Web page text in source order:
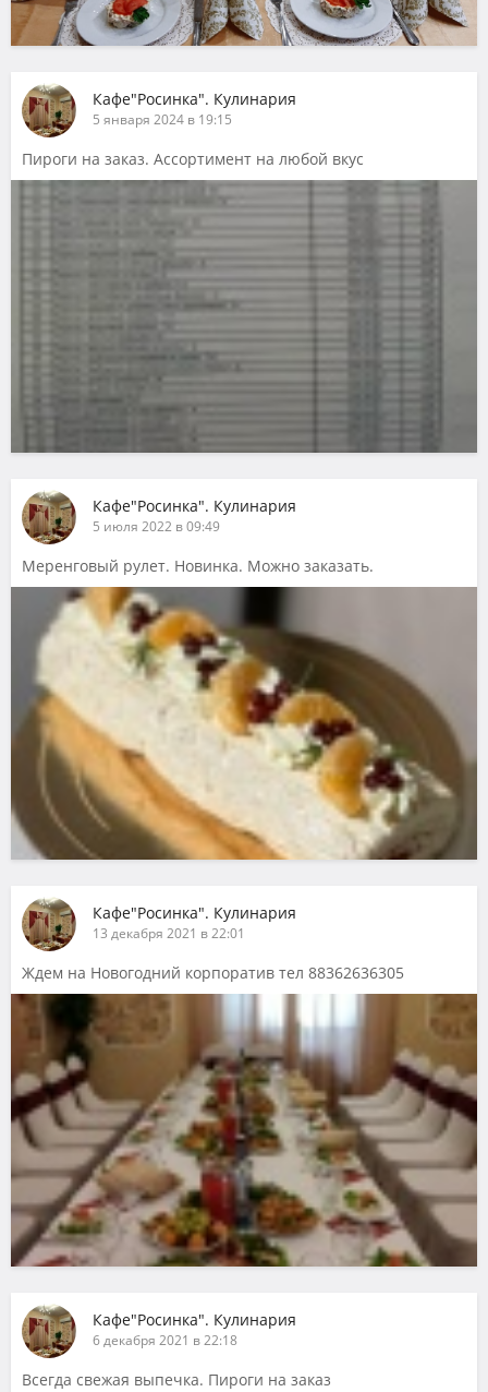
Кафе"Росинка". Кулинария
5 января 2024 в 19:15
Пироги на заказ. Ассортимент на любой вкус
Кафе"Росинка". Кулинария
5 июля 2022 в 09:49
Меренговый рулет. Новинка. Можно заказать.
Кафе"Росинка". Кулинария
13 декабря 2021 в 22:01
Ждем на Новогодний корпоратив тел 88362636305
Кафе"Росинка". Кулинария
6 декабря 2021 в 22:18
Всегда свежая выпечка. Пироги на заказ